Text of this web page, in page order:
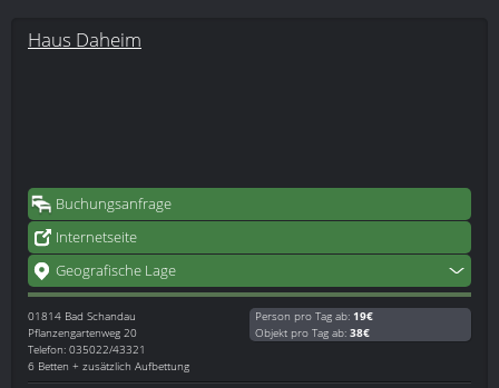
Haus Daheim
Buchungsanfrage
Internetseite
Geografische Lage
01814 Bad Schandau
Pflanzengartenweg 20
Telefon: 035022/43321
6 Betten + zusätzlich Aufbettung
Person pro Tag ab: 19€
Objekt pro Tag ab: 38€